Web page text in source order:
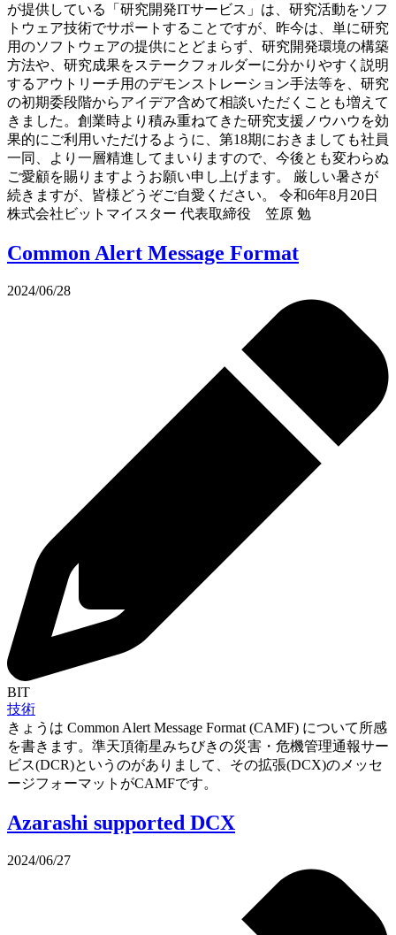
が提供している「研究開発ITサービス」は、研究活動をソフ
トウェア技術でサポートすることですが、昨今は、単に研究
用のソフトウェアの提供にとどまらず、研究開発環境の構築
方法や、研究成果をステークフォルダーに分かりやすく説明
するアウトリーチ用のデモンストレーション手法等を、研究
の初期委段階からアイデア含めて相談いただくことも増えて
きました。創業時より積み重ねてきた研究支援ノウハウを効
果的にご利用いただけるように、第18期におきましても社員
一同、より一層精進してまいりますので、今後とも変わらぬ
ご愛顧を賜りますようお願い申し上げます。 厳しい暑さが
続きますが、皆様どうぞご自愛ください。 令和6年8月20日
株式会社ビットマイスター 代表取締役 笠原 勉
Common Alert Message Format
2024/06/28
BIT
技術
きょうは Common Alert Message Format (CAMF) について所感
を書きます。準天頂衛星みちびきの災害・危機管理通報サー
ビス(DCR)というのがありまして、その拡張(DCX)のメッセ
ージフォーマットがCAMFです。
Azarashi supported DCX
2024/06/27